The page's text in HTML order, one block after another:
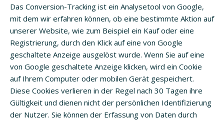
Das Conversion-Tracking ist ein Analysetool von Google,
mit dem wir erfahren können, ob eine bestimmte Aktion auf
unserer Website, wie zum Beispiel ein Kauf oder eine
Registrierung, durch den Klick auf eine von Google
geschaltete Anzeige ausgelöst wurde. Wenn Sie auf eine
von Google geschaltete Anzeige klicken, wird ein Cookie
auf Ihrem Computer oder mobilen Gerät gespeichert.
Diese Cookies verlieren in der Regel nach 30 Tagen ihre
Gültigkeit und dienen nicht der persönlichen Identifizierung
der Nutzer. Sie können der Erfassung von Daten durch